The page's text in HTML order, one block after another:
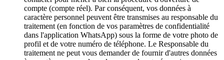
compte (compte réel). Par conséquent, vos données à
caractère personnel peuvent être transmises au responsable du
traitement (en fonction de vos paramètres de confidentialité
dans l'application WhatsApp) sous la forme de votre photo de
profil et de votre numéro de téléphone. Le Responsable du
traitement ne peut vous demander de fournir d'autres données